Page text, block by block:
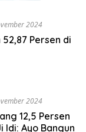
2024
Persen di
2024
12,5 Persen
Idi: Ayo Bangun